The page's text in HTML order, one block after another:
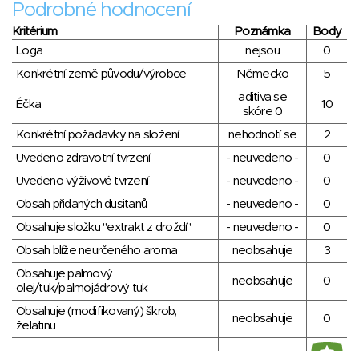
Podrobné hodnocení
Kritérium Poznámka
Body
Loga
nejsou
0
Konkrétní země původu/výrobce
Německo 5
Éčka
aditiva se
skóre 0
10
Konkrétní požadavky na složení nehodnotí se
2
Uvedeno zdravotní tvrzení
- neuvedeno -
0
Uvedeno výživové tvrzení
- neuvedeno -
0
Obsah přidaných dusitanů
- neuvedeno -
0
Obsahuje složku "extrakt z droždí"
- neuvedeno -
0
Obsah blíže neurčeného aroma
neobsahuje
3
Obsahuje palmový
olej/tuk/palmojádrový tuk
neobsahuje 0
Obsahuje (modifikovaný) škrob,
želatinu
neobsahuje 0